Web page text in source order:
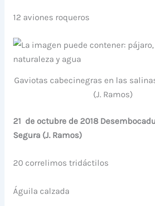
12 aviones roqueros
Gaviotas cabecinegras en las
(J. Ramos)
21 de octubre de 2018
Segura (J. Ramos)
20 correlimos tridáctilos
Águila calzada